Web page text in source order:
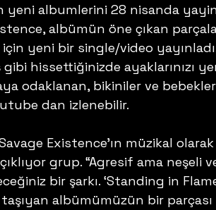
yeni albumlerini 28 nisanda
albümün öne çıkan
yeni bir single/video
gibi hissettiğinizde ayaklarınızı
odaklanan, bikiniler ve
dan izlenebilir.
Existence’ın müzikal
grup. “Agresif ama neşeli
bir şarkı. ‘Standing in
taşıyan albümümüzün bir